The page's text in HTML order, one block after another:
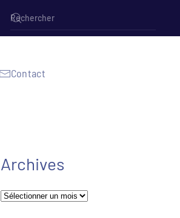
Contact
Archives
Archives